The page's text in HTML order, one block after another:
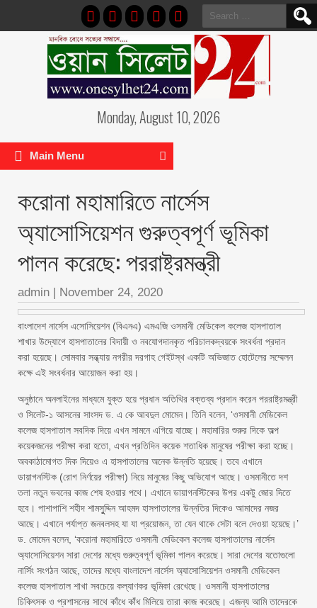
Search
for:
Monday, August 10, 2026
Main Menu
করোনা মহামারিতে নার্সেস
অ্যাসোসিয়েশন গুরুত্বপূর্ণ ভূমিকা
পালন করেছে: পররাষ্ট্রমন্ত্রী
admin | November 24, 2020
বাংলাদেশ নার্সেস এসোসিয়েশন (বিএনএ) এমএজি ওসমানী মেডিকেল কলেজ হাসপাতাল
শাখার উদ্যোগে হাসপাতালের বিদায়ী ও নবযোগদানকৃত পরিচালকদ্বয়কে সংবর্ধনা প্রদান
করা হয়েছে। সোমবার সন্ধ্যায় নগরীর দরগাহ গেইটস্থ একটি অভিজাত হোটেলের সম্মেলন
কক্ষে এই সংবর্ধনার আয়োজন করা হয়।
অনুষ্ঠানে অনলাইনের মাধ্যমে যুক্ত হয়ে প্রধান অতিথির বক্তব্য প্রদান করেন পররাষ্ট্রমন্ত্রী
ও সিলেট-১ আসনের সাংসদ ড. এ কে আবদুল মোমেন। তিনি বলেন, ‘ওসমানী মেডিকেল
কলেজ হাসপাতাল সবদিক দিয়ে এখন সামনে এগিয়ে যাচ্ছে। মহামারির শুরুর দিকে অল্প
কয়েকজনের পরীক্ষা করা হতো, এখন প্রতিদিন কয়েক শতাধিক মানুষের পরীক্ষা করা হচ্ছে।
অবকাঠামোগত দিক দিয়েও এ হাসপাতালের অনেক উন্নতি হয়েছে। তবে এখানে
ডায়াগনস্টিক (রোগ নির্ণয়ের পরীক্ষা) নিয়ে মানুষের কিছু অভিযোগ আছে। ওসমানীতে দশ
তলা নতুন ভবনের কাজ শেষ হওয়ার পথে। এখানে ডায়াগনস্টিকের উপর একটু জোর দিতে
হবে। পাশাপাশি শহীদ শামসুুদ্দিন আহমদ হাসপাতালের উন্নতির দিকেও আমাদের নজর
আছে। এখানে পর্যাপ্ত জনবলসহ যা যা প্রয়োজন, তা যেন থাকে সেটা বলে দেওয়া হয়েছে।’
ড. মোমেন বলেন, ‘করোনা মহামারিতে ওসমানী মেডিকেল কলেজ হাসপাতালের নার্সেস
অ্যাসোসিয়েশন সারা দেশের মধ্যে গুরুত্বপূর্ণ ভূমিকা পালন করেছে। সারা দেশের যতোগুলো
নার্সিং সংগঠন আছে, তাদের মধ্যে বাংলাদেশ নার্সেস অ্যাসোসিয়েশন ওসমানী মেডিকেল
কলেজ হাসপাতাল শাখা সবচেয়ে কল্যাণকর ভূমিকা রেখেছে। ওসমানী হাসপাতালের
চিকিৎসক ও প্রশাসনের সাথে কাঁধে কাঁধ মিলিয়ে তারা কাজ করেছে। এজন্য আমি তাদেরকে